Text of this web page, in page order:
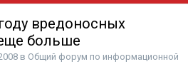
вредоносных
больше
в Общий форум по информационной